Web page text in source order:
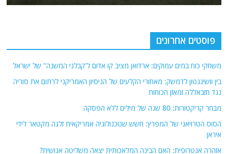
פוסטים אחרונים
משחקי כוח במים עמוקים: ארדואן מציב קו אדום ל'קבלני המשנה" של ישראל
בין וושינגטון לדמשק: מאחורי הקלעים של הניסיון האמריקני לרתום את סוריה
נגד חזבאללה ומאזן הכוחות
מבחר קריקטורות: 80 שנה של מילים ללא הפסקה
הסוס הטרויאני של המפרץ: חשש שטכנולוגיה אמריקאית זלגה מקטאר לידי
איראן
אזהרה אנטרופית: האם הבינה המלאכותית יצאה משליטה אנושית?